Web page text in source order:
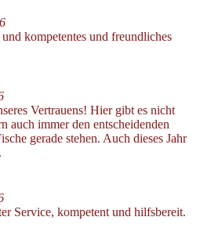
kompetentes und freundliches
Vertrauens! Hier gibt es nicht
auch immer den entscheidenden
gerade stehen. Auch dieses Jahr
Service, kompetent und hilfsbereit.